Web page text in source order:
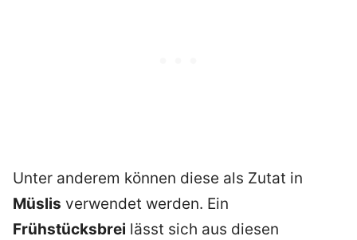
Unter anderem können diese als Zutat in
Müslis verwendet werden. Ein
Frühstücksbrei lässt sich aus diesen